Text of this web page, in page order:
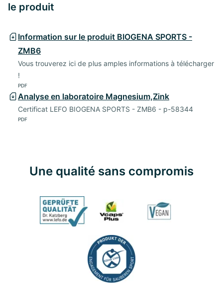
le produit
Information sur le produit BIOGENA SPORTS -
ZMB6
Vous trouverez ici de plus amples informations à télécharger
!
PDF
Analyse en laboratoire Magnesium,Zink
Certificat LEFO BIOGENA SPORTS - ZMB6 - p-58344
PDF
Une qualité sans compromis